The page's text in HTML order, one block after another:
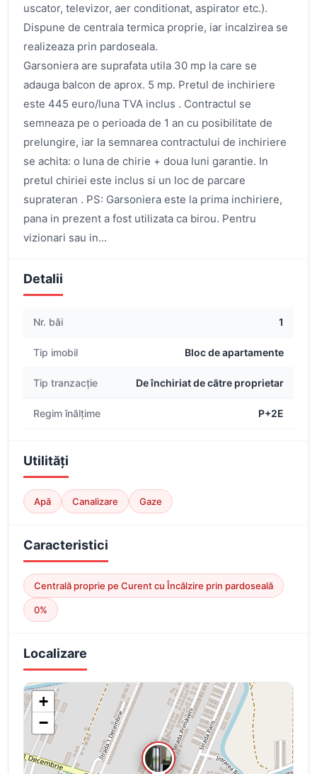
uscator, televizor, aer conditionat, aspirator etc.).
Dispune de centrala termica proprie, iar incalzirea se
realizeaza prin pardoseala.
Garsoniera are suprafata utila 30 mp la care se
adauga balcon de aprox. 5 mp. Pretul de inchiriere
este 445 euro/luna TVA inclus . Contractul se
semneaza pe o perioada de 1 an cu posibilitate de
prelungire, iar la semnarea contractului de inchiriere
se achita: o luna de chirie + doua luni garantie. In
pretul chiriei este inclus si un loc de parcare
suprateran . PS: Garsoniera este la prima inchiriere,
pana in prezent a fost utilizata ca birou. Pentru
vizionari sau in...
Detalii
Nr. băi 1
Tip imobil Bloc de apartamente
Tip tranzacție De închiriat de către proprietar
Regim înălțime P+2E
Utilități
Apă Canalizare Gaze
Caracteristici
Centrală proprie pe Curent cu Încălzire prin pardoseală
0%
Localizare
+
−